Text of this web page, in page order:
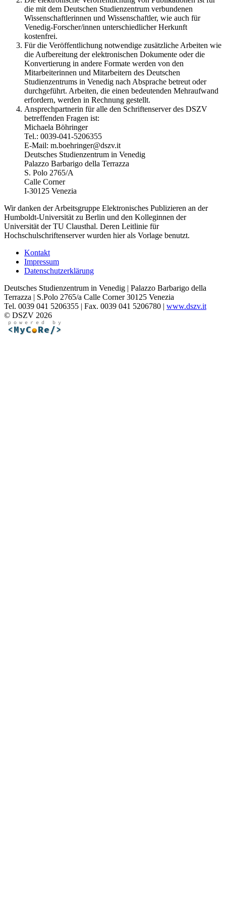
die mit dem Deutschen Studienzentrum verbundenen
Wissenschaftlerinnen und Wissenschaftler, wie auch für
Venedig-Forscher/innen unterschiedlicher Herkunft
kostenfrei.
Für die Veröffentlichung notwendige zusätzliche Arbeiten wie
die Aufbereitung der elektronischen Dokumente oder die
Konvertierung in andere Formate werden von den
Mitarbeiterinnen und Mitarbeitern des Deutschen
Studienzentrums in Venedig nach Absprache betreut oder
durchgeführt. Arbeiten, die einen bedeutenden Mehraufwand
erfordern, werden in Rechnung gestellt.
Ansprechpartnerin für alle den Schriftenserver des DSZV
betreffenden Fragen ist:
Michaela Böhringer
Tel.: 0039-041-5206355
E-Mail: m.boehringer@dszv.it
Deutsches Studienzentrum in Venedig
Palazzo Barbarigo della Terrazza
S. Polo 2765/A
Calle Corner
I-30125 Venezia
Wir danken der Arbeitsgruppe Elektronisches Publizieren an der
Humboldt-Universität zu Berlin und den Kolleginnen der
Universität der TU Clausthal. Deren Leitlinie für
Hochschulschriftenserver wurden hier als Vorlage benutzt.
Kontakt
Impressum
Datenschutzerklärung
Deutsches Studienzentrum in Venedig | Palazzo Barbarigo della
Terrazza | S.Polo 2765/a Calle Corner 30125 Venezia
Tel. 0039 041 5206355 | Fax. 0039 041 5206780 | www.dszv.it
© DSZV 2026